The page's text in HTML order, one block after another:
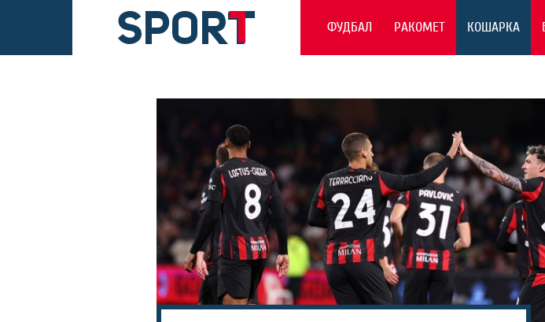
ФУДБАЛ РАКОМЕТ КОШАРКА